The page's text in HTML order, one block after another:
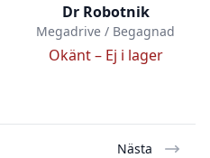
Dr Robotnik
Megadrive / Begagnad
Okänt – Ej i lager
Nästa